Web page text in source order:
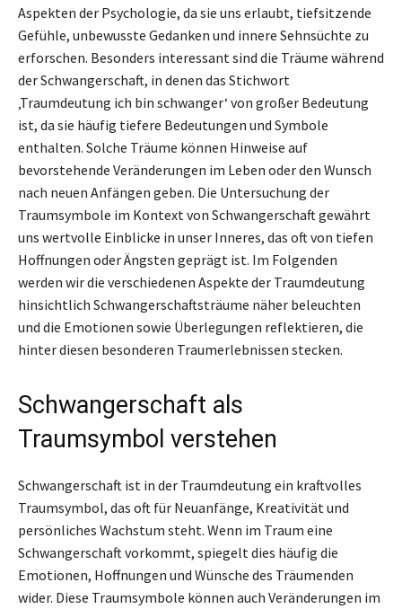
Aspekten der Psychologie, da sie uns erlaubt, tiefsitzende
Gefühle, unbewusste Gedanken und innere Sehnsüchte zu
erforschen. Besonders interessant sind die Träume während
der Schwangerschaft, in denen das Stichwort
‚Traumdeutung ich bin schwanger‘ von großer Bedeutung
ist, da sie häufig tiefere Bedeutungen und Symbole
enthalten. Solche Träume können Hinweise auf
bevorstehende Veränderungen im Leben oder den Wunsch
nach neuen Anfängen geben. Die Untersuchung der
Traumsymbole im Kontext von Schwangerschaft gewährt
uns wertvolle Einblicke in unser Inneres, das oft von tiefen
Hoffnungen oder Ängsten geprägt ist. Im Folgenden
werden wir die verschiedenen Aspekte der Traumdeutung
hinsichtlich Schwangerschaftsträume näher beleuchten
und die Emotionen sowie Überlegungen reflektieren, die
hinter diesen besonderen Traumerlebnissen stecken.
Schwangerschaft als
Traumsymbol verstehen
Schwangerschaft ist in der Traumdeutung ein kraftvolles
Traumsymbol, das oft für Neuanfänge, Kreativität und
persönliches Wachstum steht. Wenn im Traum eine
Schwangerschaft vorkommt, spiegelt dies häufig die
Emotionen, Hoffnungen und Wünsche des Träumenden
wider. Diese Traumsymbole können auch Veränderungen im